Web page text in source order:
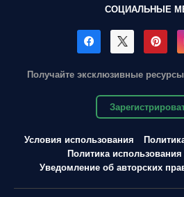
СОЦИАЛЬНЫЕ
Получайте эксклюзивные
Условия использования
Политика
Уведомление об авторских